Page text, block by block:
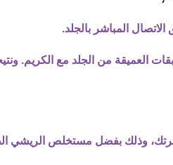
المباشر بالجلد.
العميقة من الجلد مع الكريم.
وذلك بفضل مستخلص الريشي